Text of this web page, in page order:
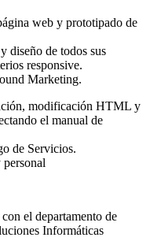
web y prototipado de
diseño de todos sus
responsive.
Marketing.
modificación HTML y
el manual de
de Servicios.
el departamento de
Informáticas